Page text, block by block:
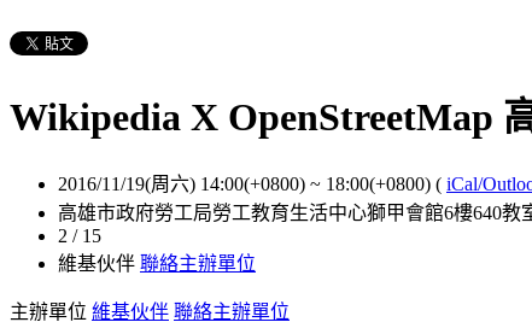
Wikipedia X OpenStreetMap
2016/11/19(周六) 14:00(+0800) ~ 18:00(+0800) ( iCal/
高雄市政府勞工局勞工教育生活中心獅甲會館6樓640教
2 / 15
維基伙伴 聯絡主辦單位
主辦單位 維基伙伴 聯絡主辦單位